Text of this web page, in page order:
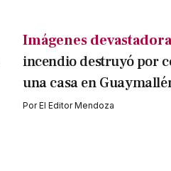
Imágenes
incendio destruyó por
una casa en
PorEl Editor Mendoza